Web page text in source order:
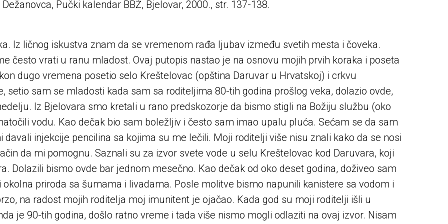
Pučki kalendar BBŽ, Bjelovar, 2000., str. 137-138.
Iz ličnog iskustva znam da se vremenom rađa ljubav između svetih mesta i čoveka.
često vrati u ranu mladost. Ovaj putopis nastao je na osnovu mojih prvih koraka i poseta
dugo vremena posetio selo Kreštelovac (opština Daruvar u Hrvatskoj) i crkvu
setio sam se mladosti kada sam sa roditeljima 80-tih godina prošlog veka, dolazio ovde,
Iz Bjelovara smo kretali u rano predskozorje da bismo stigli na Božiju službu (oko
vodu. Kao dečak bio sam boležljiv i često sam imao upalu pluća. Sećam se da sam
injekcije pencilina sa kojima su me lečili. Moji roditelji više nisu znali kako da se nosi
da mi pomognu. Saznali su za izvor svete vode u selu Kreštelovac kod Daruvara, koji
Dolazili bismo ovde bar jednom mesečno. Kao dečak od oko deset godina, doživeo sam
priroda sa šumama i livadama. Posle molitve bismo napunili kanistere sa vodom i
na radost mojih roditelja moj imunitent je ojačao. Kada god su moji roditelji išli u
je 90-tih godina, došlo ratno vreme i tada više nismo mogli odlaziti na ovaj izvor. Nisam